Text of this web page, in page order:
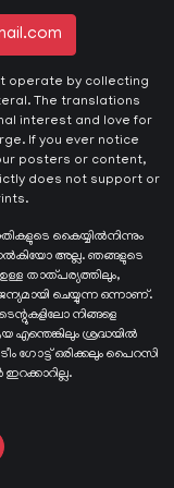
operate by collecting
The translations
interest and love for
If you ever notice
posters or content,
does not support or
കൈയ്യില്‍നിന്നും
അല്ല. ഞങ്ങളുടെ
താത്പര്യത്തിലും,
ചെയ്യുന്ന ഒന്നാണ്.
നിങ്ങളെ
എന്തെങ്കിലും ശ്രദ്ധയിൽ
ഗോട്ട് ഒരിക്കലും പൈറസി